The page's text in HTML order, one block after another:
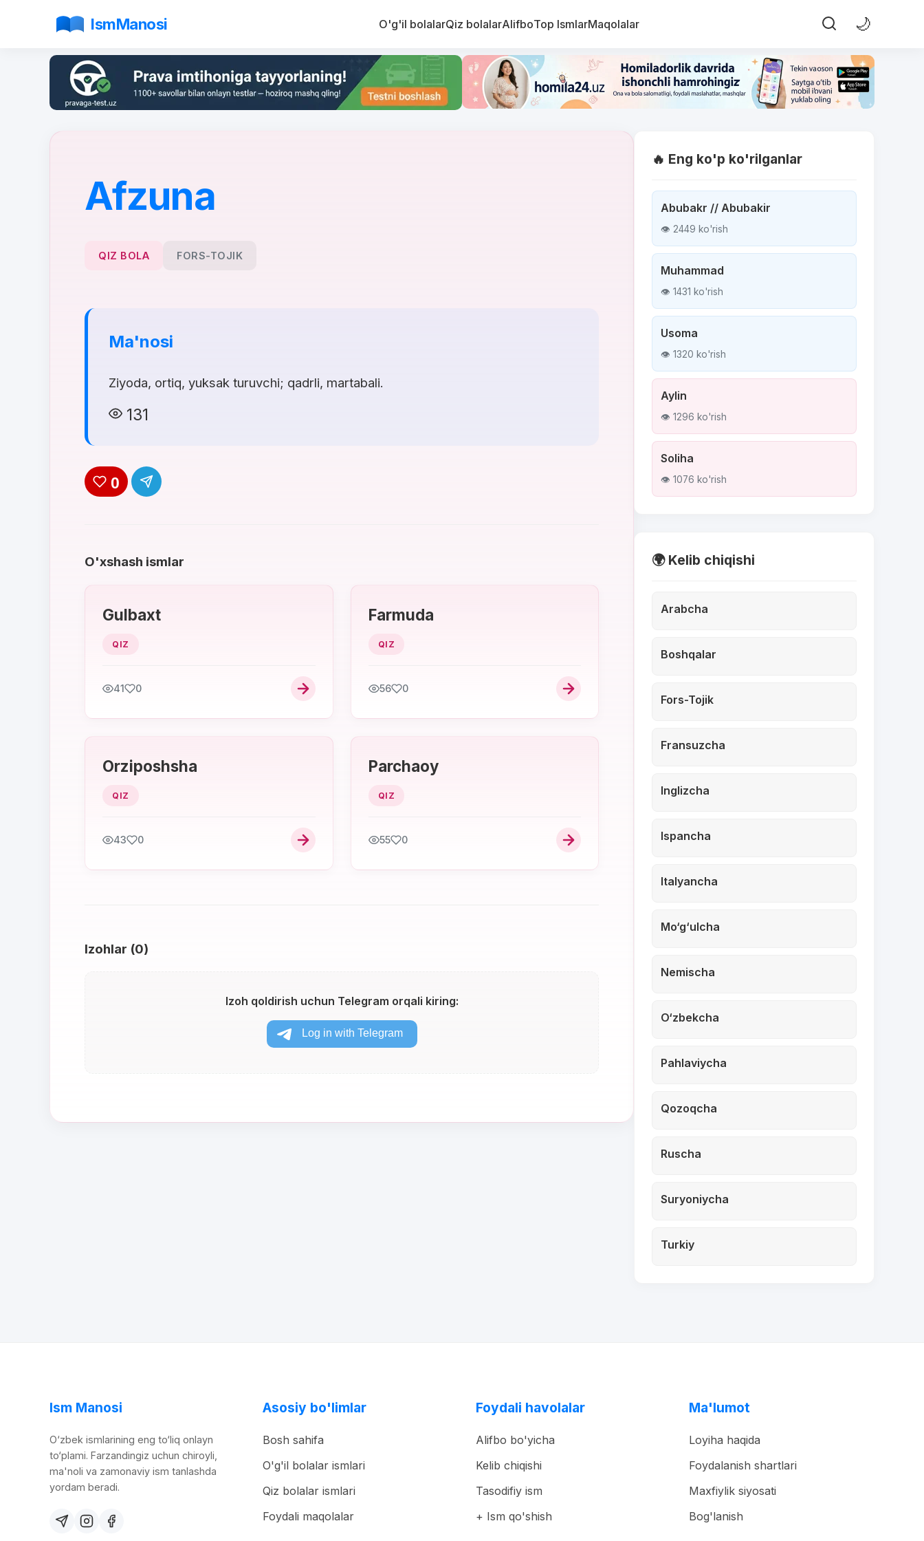
IsmManosi O'g'il bolalarQiz bolalarAlifboTop IsmlarMaqolalar 🌙
Afzuna
QIZ BOLA FORS-TOJIK
Ma'nosi
Ziyoda, ortiq, yuksak turuvchi; qadrli, martabali.
131
0
O'xshash ismlar
Gulbaxt
QIZ
41 0
Farmuda
QIZ
56 0
Orziposhsha
QIZ
43 0
Parchaoy
QIZ
55 0
Izohlar (0)
Izoh qoldirish uchun Telegram orqali kiring:
🔥 Eng ko'p ko'rilganlar
Abubakr // Abubakir
👁 2449 ko'rish
Muhammad
👁 1431 ko'rish
Usoma
👁 1320 ko'rish
Aylin
👁 1296 ko'rish
Soliha
👁 1076 ko'rish
🌍 Kelib chiqishi
Arabcha
Boshqalar
Fors-Tojik
Fransuzcha
Inglizcha
Ispancha
Italyancha
Mo‘g‘ulcha
Nemischa
O‘zbekcha
Pahlaviycha
Qozoqcha
Ruscha
Suryoniycha
Turkiy
Ism Manosi
O‘zbek ismlarining eng to‘liq onlayn
to‘plami. Farzandingiz uchun chiroyli,
ma'noli va zamonaviy ism tanlashda
yordam beradi.
Asosiy bo'limlar
Bosh sahifa
O'g'il bolalar ismlari
Qiz bolalar ismlari
Foydali maqolalar
Foydali havolalar
Alifbo bo'yicha
Kelib chiqishi
Tasodifiy ism
+ Ism qo'shish
Ma'lumot
Loyiha haqida
Foydalanish shartlari
Maxfiylik siyosati
Bog'lanish